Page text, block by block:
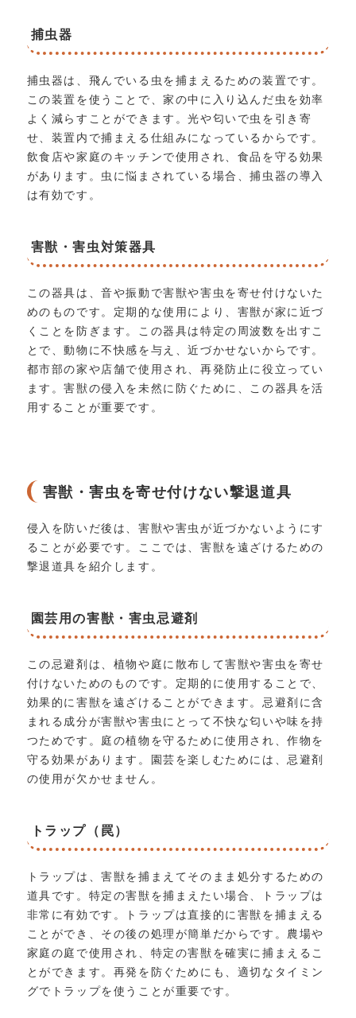
捕虫器
捕虫器は、飛んでいる虫を捕まえるための装置です。
この装置を使うことで、家の中に入り込んだ虫を効率
よく減らすことができます。光や匂いで虫を引き寄
せ、装置内で捕まえる仕組みになっているからです。
飲食店や家庭のキッチンで使用され、食品を守る効果
があります。虫に悩まされている場合、捕虫器の導入
は有効です。
害獣・害虫対策器具
この器具は、音や振動で害獣や害虫を寄せ付けないた
めのものです。定期的な使用により、害獣が家に近づ
くことを防ぎます。この器具は特定の周波数を出すこ
とで、動物に不快感を与え、近づかせないからです。
都市部の家や店舗で使用され、再発防止に役立ってい
ます。害獣の侵入を未然に防ぐために、この器具を活
用することが重要です。
害獣・害虫を寄せ付けない撃退道具
侵入を防いだ後は、害獣や害虫が近づかないようにす
ることが必要です。ここでは、害獣を遠ざけるための
撃退道具を紹介します。
園芸用の害獣・害虫忌避剤
この忌避剤は、植物や庭に散布して害獣や害虫を寄せ
付けないためのものです。定期的に使用することで、
効果的に害獣を遠ざけることができます。忌避剤に含
まれる成分が害獣や害虫にとって不快な匂いや味を持
つためです。庭の植物を守るために使用され、作物を
守る効果があります。園芸を楽しむためには、忌避剤
の使用が欠かせません。
トラップ（罠）
トラップは、害獣を捕まえてそのまま処分するための
道具です。特定の害獣を捕まえたい場合、トラップは
非常に有効です。トラップは直接的に害獣を捕まえる
ことができ、その後の処理が簡単だからです。農場や
家庭の庭で使用され、特定の害獣を確実に捕まえるこ
とができます。再発を防ぐためにも、適切なタイミン
グでトラップを使うことが重要です。